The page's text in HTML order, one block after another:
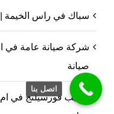
سباك في راس الخيمة |0503418441
صيانة
اتصل بنا